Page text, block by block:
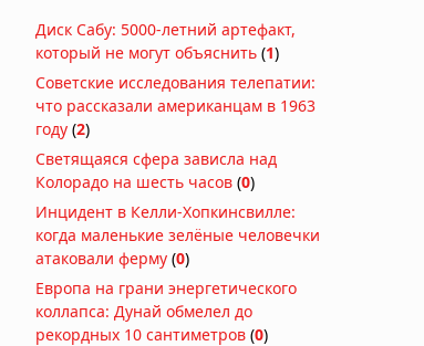
Диск Сабу: 5000-летний артефакт,
который не могут объяснить (1)
Советские исследования телепатии:
что рассказали американцам в 1963
году (2)
Светящаяся сфера зависла над
Колорадо на шесть часов (0)
Инцидент в Келли-Хопкинсвилле:
когда маленькие зелёные человечки
атаковали ферму (0)
Европа на грани энергетического
коллапса: Дунай обмелел до
рекордных 10 сантиметров (0)